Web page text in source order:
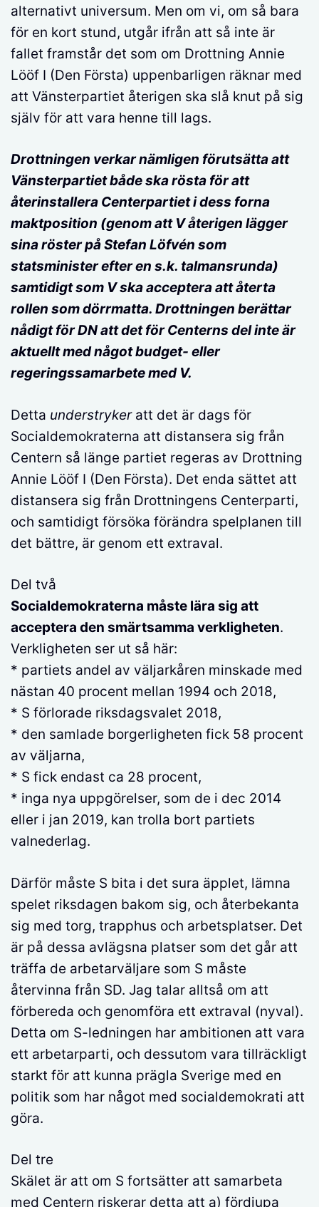
alternativt universum. Men om vi, om så bara
för en kort stund, utgår ifrån att så inte är
fallet framstår det som om Drottning Annie
Lööf I (Den Första) uppenbarligen räknar med
att Vänsterpartiet återigen ska slå knut på sig
själv för att vara henne till lags.
Drottningen verkar nämligen förutsätta att
Vänsterpartiet både ska rösta för att
återinstallera Centerpartiet i dess forna
maktposition (genom att V återigen lägger
sina röster på Stefan Löfvén som
statsminister efter en s.k. talmansrunda)
samtidigt som V ska acceptera att återta
rollen som dörrmatta. Drottningen berättar
nådigt för DN att det för Centerns del inte är
aktuellt med något budget- eller
regeringssamarbete med V.
Detta understrykeratt det är dags för
Socialdemokraterna att distansera sig från
Centern så länge partiet regeras av Drottning
Annie Lööf I (Den Första). Det enda sättet att
distansera sig från Drottningens Centerparti,
och samtidigt försöka förändra spelplanen till
det bättre, är genom ett extraval.
Del två
Socialdemokraterna måste lära sig att
acceptera den smärtsamma verkligheten.
Verkligheten ser ut så här:
* partiets andel av väljarkåren minskade med
nästan 40 procent mellan 1994 och 2018,
* S förlorade riksdagsvalet 2018,
* den samlade borgerligheten fick 58 procent
av väljarna,
* S fick endast ca 28 procent,
* inga nya uppgörelser, som de i dec 2014
eller i jan 2019, kan trolla bort partiets
valnederlag.
Därför måste S bita i det sura äpplet, lämna
spelet riksdagen bakom sig, och återbekanta
sig med torg, trapphus och arbetsplatser. Det
är på dessa avlägsna platser som det går att
träffa de arbetarväljare som S måste
återvinna från SD. Jag talar alltså om att
förbereda och genomföra ett extraval (nyval).
Detta om S-ledningen har ambitionen att vara
ett arbetarparti, och dessutom vara tillräckligt
starkt för att kunna prägla Sverige med en
politik som har något med socialdemokrati att
göra.
Del tre
Skälet är att om S fortsätter att samarbeta
med Centern riskerar detta att a) fördjupa